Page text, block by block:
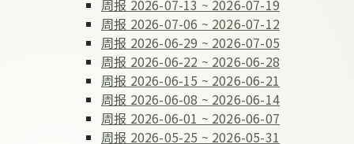
周报 2026-07-13 ~ 2026-07-19
周报 2026-07-06 ~ 2026-07-12
周报 2026-06-29 ~ 2026-07-05
周报 2026-06-22 ~ 2026-06-28
周报 2026-06-15 ~ 2026-06-21
周报 2026-06-08 ~ 2026-06-14
周报 2026-06-01 ~ 2026-06-07
周报 2026-05-25 ~ 2026-05-31